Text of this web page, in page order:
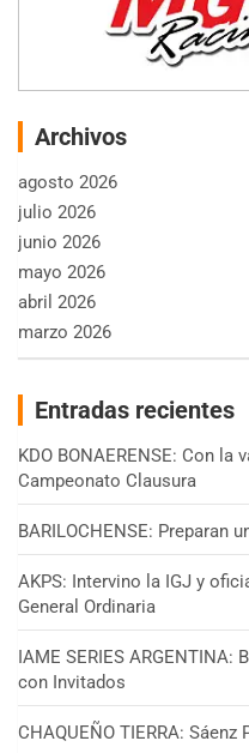
Archivos
agosto 2026
julio 2026
junio 2026
mayo 2026
abril 2026
marzo 2026
Entradas recientes
KDO BONAERENSE: Con la
Campeonato Clausura
BARILOCHENSE: Preparan
AKPS: Intervino la IGJ y
General Ordinaria
IAME SERIES
con Invitados
CHAQUEÑO TIERRA: